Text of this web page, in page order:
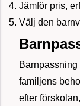
Jämför pris,
Välj den
familjens
efter